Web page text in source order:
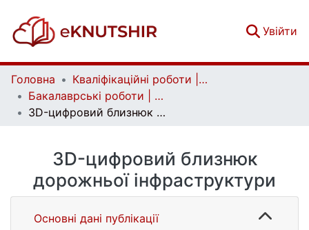
Увійти
Головна
Кваліфікаційні роботи | Qualifying works
Бакалаврські роботи | Bachelor theses
3D-цифровий близнюк дорожньої інфраструктури
3D-цифровий близнюк
дорожньої інфраструктури
Основні дані публікації